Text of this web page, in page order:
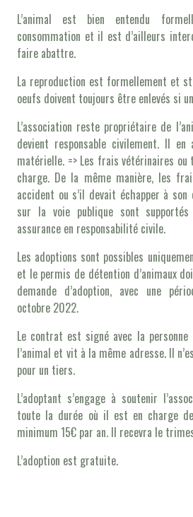
L’animal est bien entendu
consommation et il est d’ailleurs
faire abattre.
La reproduction est formellement et
oeufs doivent toujours être enlevés si
L’association reste propriétaire de
devient responsable civilement. Il
matérielle. => Les frais vétérinaires
charge. De la même manière, les
accident ou s’il devait échapper à
sur la voie publique sont
assurance en responsabilité civile.
Les adoptions sont possibles
et le permis de détention d’animaux
demande d’adoption, avec une
octobre 2022.
Le contrat est signé avec la
l’animal et vit à la même adresse. Il
pour un tiers.
L’adoptant s’engage à soutenir
toute la durée où il est en charge
minimum 15€ par an. Il recevra le
L’adoption est gratuite.